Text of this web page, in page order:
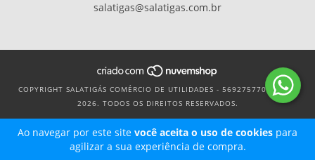
Ao navegar por este site você aceita o uso de cookies para
agilizar a sua experiência de compra.
salatigas@salatigas.com.br
COPYRIGHT SALATIGÁS COMÉRCIO DE UTILIDADES - 56927577000106 -
2026. TODOS OS DIREITOS RESERVADOS.